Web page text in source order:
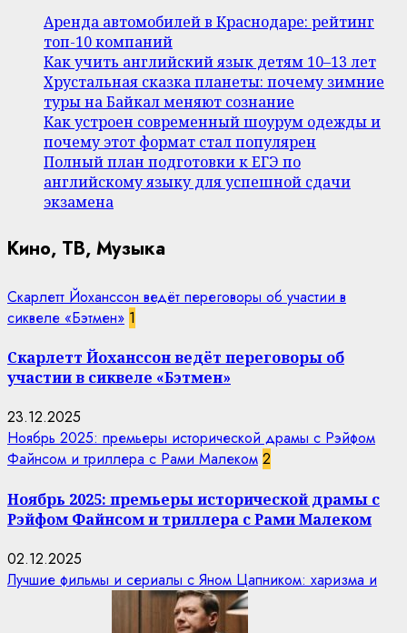
Аренда автомобилей в Краснодаре: рейтинг
топ-10 компаний
Как учить английский язык детям 10–13 лет
Хрустальная сказка планеты: почему зимние
туры на Байкал меняют сознание
Как устроен современный шоурум одежды и
почему этот формат стал популярен
Полный план подготовки к ЕГЭ по
английскому языку для успешной сдачи
экзамена
Кино, ТВ, Музыка
Скарлетт Йоханссон ведёт переговоры об участии в
сиквеле «Бэтмен» 1
Скарлетт Йоханссон ведёт переговоры об
участии в сиквеле «Бэтмен»
23.12.2025
Ноябрь 2025: премьеры исторической драмы с Рэйфом
Файнсом и триллера с Рами Малеком 2
Ноябрь 2025: премьеры исторической драмы с
Рэйфом Файнсом и триллера с Рами Малеком
02.12.2025
Лучшие фильмы и сериалы с Яном Цапником: харизма и